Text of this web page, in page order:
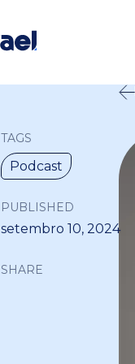
TAGS
Podcast
PUBLISHED
setembro 10, 2024
SHARE